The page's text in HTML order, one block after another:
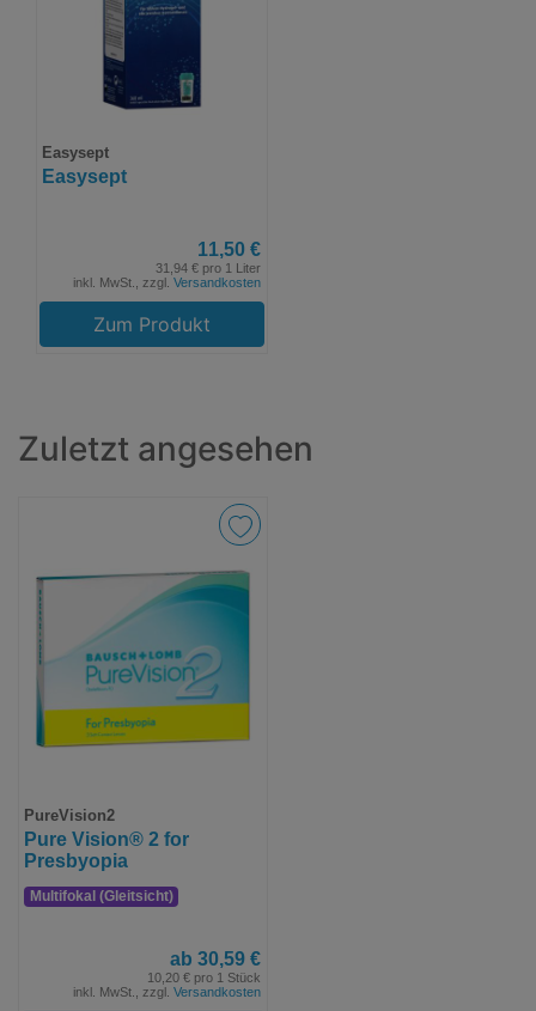
Easysept
Easysept
11,50 €
31,94 € pro 1 Liter
inkl. MwSt., zzgl. Versandkosten
Zum Produkt
Zuletzt angesehen
PureVision2
Pure Vision® 2 for
Presbyopia
Multifokal (Gleitsicht)
ab 30,59 €
10,20 € pro 1 Stück
inkl. MwSt., zzgl. Versandkosten